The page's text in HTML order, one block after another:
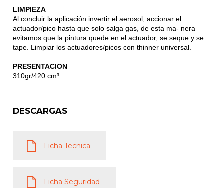
LIMPIEZA
Al concluir la aplicación invertir el aerosol, accionar el
actuador/pico hasta que solo salga gas, de esta ma- nera
evitamos que la pintura quede en el actuador, se seque y se
tape. Limpiar los actuadores/picos con thinner universal.
PRESENTACION
310gr/420 cm³.
DESCARGAS
Ficha Tecnica
Ficha Seguridad